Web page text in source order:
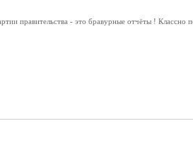
правительства - это бравурные отчёты ! Классно